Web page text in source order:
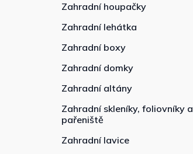
Zahradní houpačky
Zahradní lehátka
Zahradní boxy
Zahradní domky
Zahradní altány
Zahradní skleníky, foliovníky a
pařeniště
Zahradní lavice